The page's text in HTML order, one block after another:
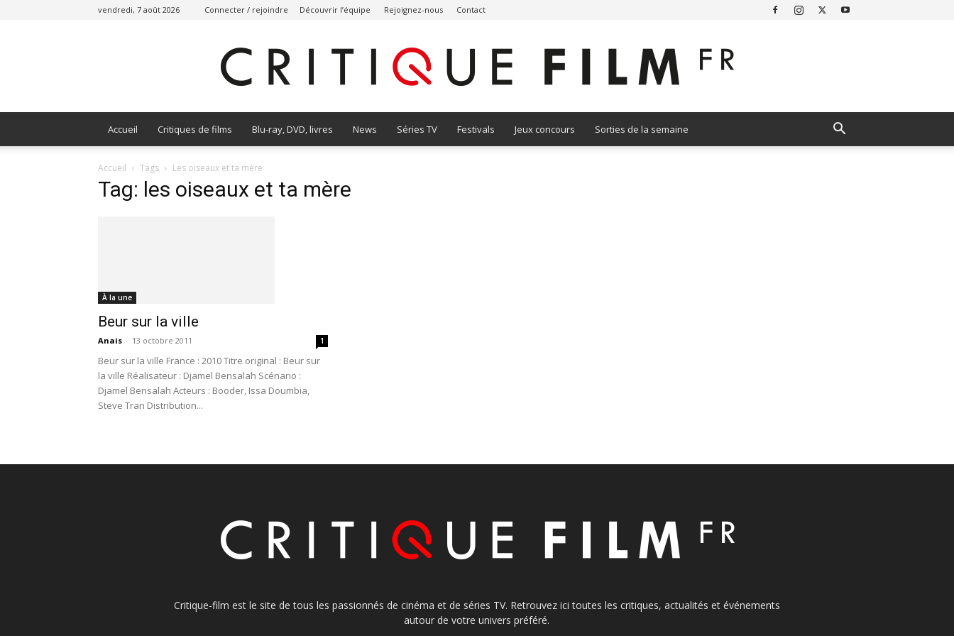
vendredi, 7 août 2026 Connecter / rejoindre Découvrir l’équipe Rejoignez-nous Contact
Accueil Critiques de films Blu-ray, DVD, livres News Séries TV Festivals Jeux concours Sorties de la semaine
Accueil Tags Les oiseaux et ta mère
Tag: les oiseaux et ta mère
À la une
Beur sur la ville
Anais - 13 octobre 2011 1
Beur sur la ville France : 2010 Titre original : Beur sur
la ville Réalisateur : Djamel Bensalah Scénario :
Djamel Bensalah Acteurs : Booder, Issa Doumbia,
Steve Tran Distribution...
Critique-film est le site de tous les passionnés de cinéma et de séries TV. Retrouvez ici toutes les critiques, actualités et événements
autour de votre univers préféré.